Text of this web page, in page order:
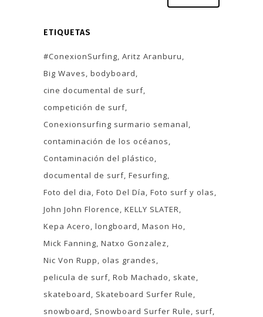
ETIQUETAS
#ConexionSurfing Aritz Aranburu
Big Waves bodyboard
cine documental de surf
competición de surf
Conexionsurfing surmario semanal
contaminación de los océanos
Contaminación del plástico
documental de surf Fesurfing
Foto del dia Foto Del Día Foto surf y olas
John John Florence KELLY SLATER
Kepa Acero longboard Mason Ho
Mick Fanning Natxo Gonzalez
Nic Von Rupp
olas grandes
pelicula de surf Rob Machado
skate
skateboard
Skateboard Surfer Rule
snowboard
Snowboard Surfer Rule
surf